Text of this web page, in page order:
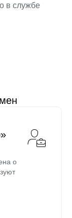
в службе
о